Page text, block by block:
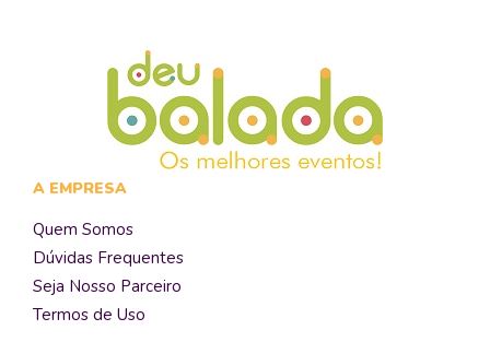
A EMPRESA
Quem Somos
Dúvidas Frequentes
Seja Nosso Parceiro
Termos de Uso